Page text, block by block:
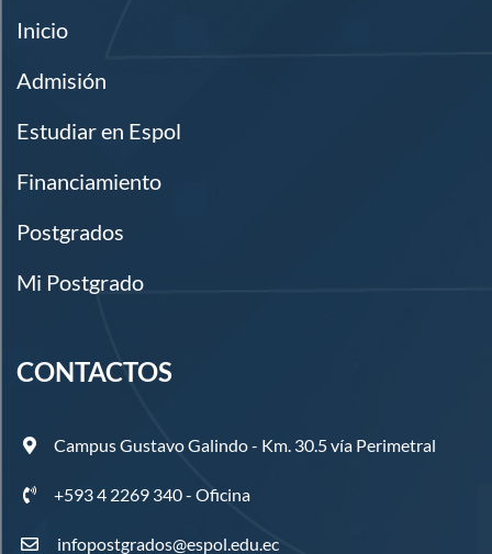
Inicio
Admisión
Estudiar en Espol
Financiamiento
Postgrados
Mi Postgrado
CONTACTOS
Campus Gustavo Galindo - Km. 30.5 vía Perimetral
+593 4 2269 340 - Oficina
infopostgrados@espol.edu.ec